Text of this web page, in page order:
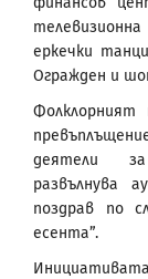
еркечки
Огражден и
Фолклорният
деятели за
развълнува
поздрав по
есента”.